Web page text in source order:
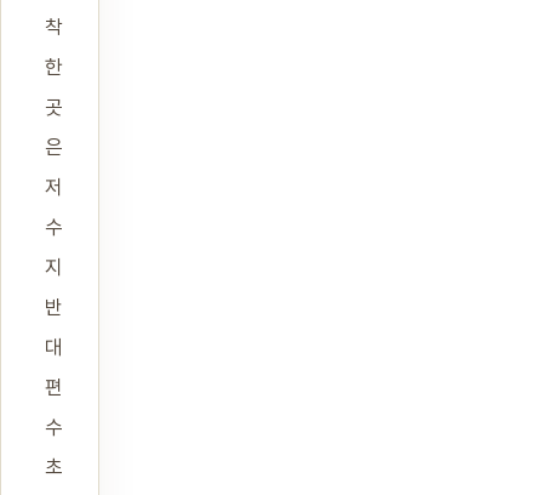
착
한
곳
은
저
수
지
반
대
편
수
초